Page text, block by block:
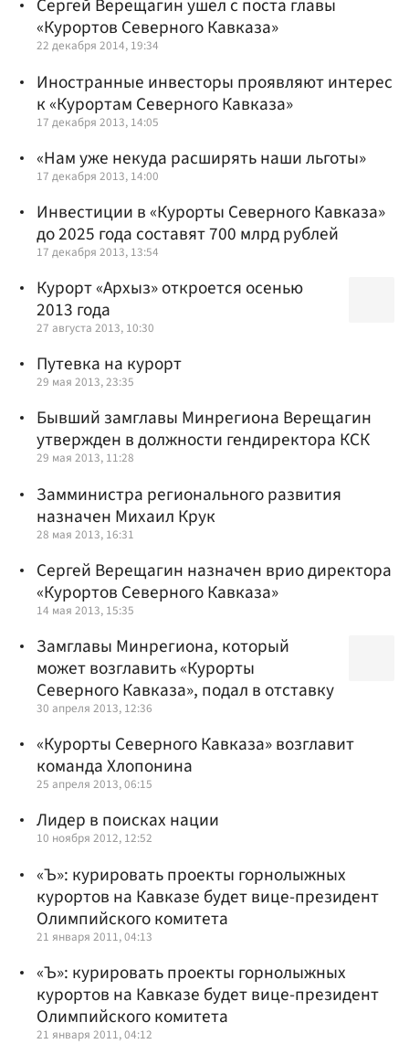
Сергей Верещагин ушел с поста главы
«Курортов Северного Кавказа»
22 декабря 2014, 19:34
Иностранные инвесторы проявляют интерес
к «Курортам Северного Кавказа»
17 декабря 2013, 14:05
«Нам уже некуда расширять наши льготы»
17 декабря 2013, 14:00
Инвестиции в «Курорты Северного Кавказа»
до 2025 года составят 700 млрд рублей
17 декабря 2013, 13:54
Курорт «Архыз» откроется осенью
2013 года
27 августа 2013, 10:30
Путевка на курорт
29 мая 2013, 23:35
Бывший замглавы Минрегиона Верещагин
утвержден в должности гендиректора КСК
29 мая 2013, 11:28
Замминистра регионального развития
назначен Михаил Крук
28 мая 2013, 16:31
Сергей Верещагин назначен врио директора
«Курортов Северного Кавказа»
14 мая 2013, 15:35
Замглавы Минрегиона, который
может возглавить «Курорты
Северного Кавказа», подал в отставку
30 апреля 2013, 12:36
«Курорты Северного Кавказа» возглавит
команда Хлопонина
25 апреля 2013, 06:15
Лидер в поисках нации
10 ноября 2012, 12:52
«Ъ»: курировать проекты горнолыжных
курортов на Кавказе будет вице-президент
Олимпийского комитета
21 января 2011, 04:13
«Ъ»: курировать проекты горнолыжных
курортов на Кавказе будет вице-президент
Олимпийского комитета
21 января 2011, 04:12